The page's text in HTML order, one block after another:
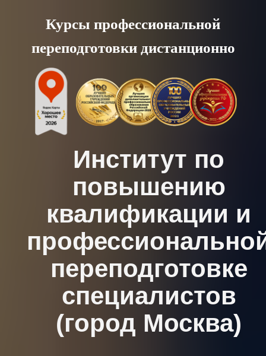
content
Курсы профессиональной
переподготовки дистанционно
Институт по
повышению
квалификации и
переподготовке
специалистов
(город Москва)